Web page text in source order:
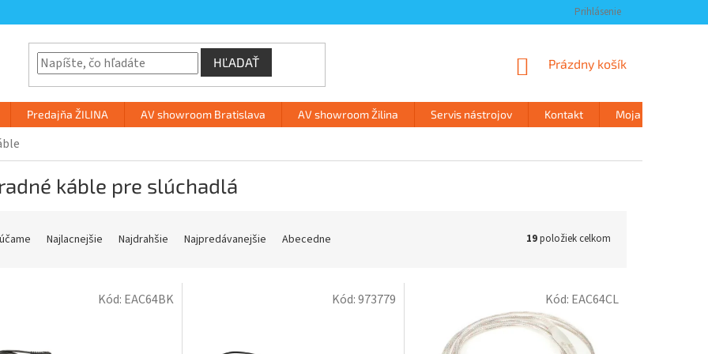
Prihlásenie
HĽADAŤ
NÁKUPNÝ
Prázdny košík
Predajňa ŽILINA AV showroom Bratislava AV showroom Žilina Servis nástrojov Kontakt Moja objednávka
káble pre slúchadlá
Najlacnejšie Najdrahšie Najpredávanejšie Abecedne 19položiek celkom
Kód: EAC64BK Kód:973779 Kód: EAC64CL